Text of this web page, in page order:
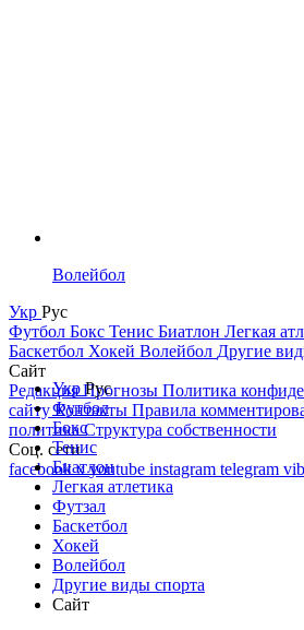
Волейбол
Укр Рус
Футбол Бокс Тенис Биатлон Легкая
Баскетбол Хокей Волейбол Другие
Сайт
РедакцияПрогнозы Политика
сайтуКонтакты Правила
политикаСтруктура собственности
Соц. сети
facebookxyoutube instagram telegram
УкрРус
Футбол
Бокс
Тенис
Биатлон
Легкая атлетика
Футзал
Баскетбол
Хокей
Волейбол
Другие виды спорта
Сайт